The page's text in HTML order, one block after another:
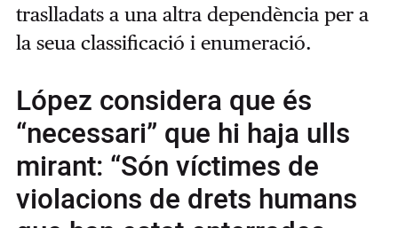
traslladats a una altra dependència per a
la seua classificació i enumeració.
López considera que és
“necessari” que hi haja ulls
mirant: “Són víctimes de
violacions de drets humans